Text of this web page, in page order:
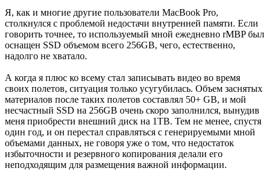
Я, как и многие другие пользователи MacBook Pro,
столкнулся с проблемой недостачи внутренней памяти. Если
говорить точнее, то используемый мной ежедневно rMBP был
оснащен SSD объемом всего 256GB, чего, естественно,
надолго не хватало.
А когда я плюс ко всему стал записывать видео во время
своих полетов, ситуация только усугубилась. Объем заснятых
материалов после таких полетов составлял 50+ GB, и мой
несчастный SSD на 256GB очень скоро заполнился, вынудив
меня приобрести внешний диск на 1TB. Тем не менее, спустя
один год, и он перестал справляться с генерируемыми мной
объемами данных, не говоря уже о том, что недостаток
избыточности и резервного копирования делали его
неподходящим для размещения важной информации.